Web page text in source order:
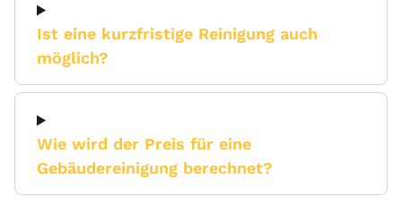
Ist eine kurzfristige Reinigung auch
möglich?
Wie wird der Preis für eine
Gebäudereinigung berechnet?